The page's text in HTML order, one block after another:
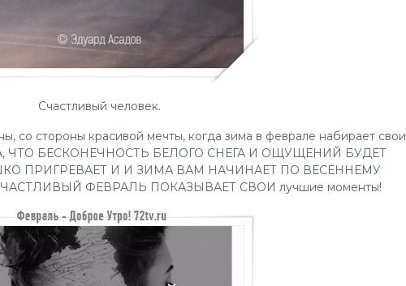
Счастливый человек.
со стороны красивой мечты, когда зима в феврале набирает свои
ЧТО БЕСКОНЕЧНОСТЬ БЕЛОГО СНЕГА И ОЩУЩЕНИЙ БУДЕТ
ПРИГРЕВАЕТ И И ЗИМА ВАМ НАЧИНАЕТ ПО ВЕСЕННЕМУ
ФЕВРАЛЬ ПОКАЗЫВАЕТ СВОИ лучшие моменты!